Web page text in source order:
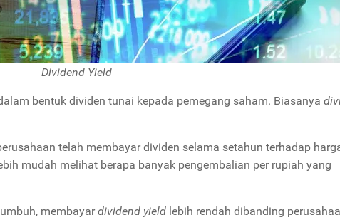
Dividend Yield
bentuk dividen tunai kepada pemegang saham. Biasanya
telah membayar dividen selama setahun terhadap
mudah melihat berapa banyak pengembalian per rupiah yang
membayardividend yield lebih rendah dibanding